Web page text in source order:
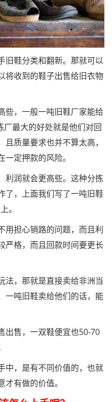
鞋分类和翻新。那就可以
将收到的鞋子出售给旧衣物
，一般一吨旧鞋厂家能给
最大的好处就是他们对回
质量要求也并不算太高，
定押款的风险。
润就会更高些。这种分拣
了，上面我们写了一吨旧鞋
。
担心销路的问题，而且利
严格，而且回款时间要更长
，那就是直接卖给非洲当
一吨旧鞋卖给他们的话，能
售，一双鞋便宜也50-70
，是有不同价值的，也就
有做的价值。